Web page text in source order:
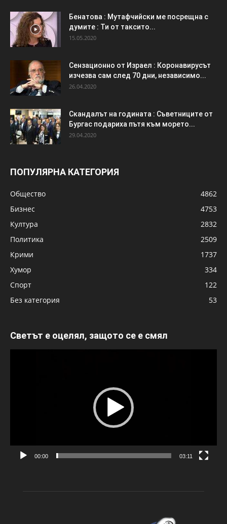
Бенатова : Мутафчийски ме посрещна с
думите : Ти от таксито...
15.05.2020
Сензационно от Израел : Коронавирусът
изчезва сам след 70 дни, независимо...
26.04.2020
Скандалът на годината : Съветниците от
Бургас подариха пътя към морето...
29.04.2020
ПОПУЛЯРНА КАТЕГОРИЯ
Общество
4862
Бизнес
4753
Култура
2832
Политика
2509
Крими
1737
Хумор
334
Спорт
122
Без категория
53
Светът е оцелял, защото се е смял
00:00 03:11